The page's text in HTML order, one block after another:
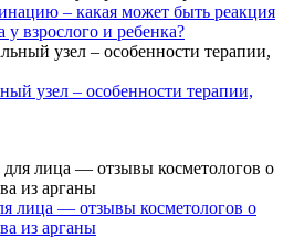
– какая может быть реакция
взрослого и ребенка?
узел – особенности терапии,
лица — отзывы косметологов о
из арганы